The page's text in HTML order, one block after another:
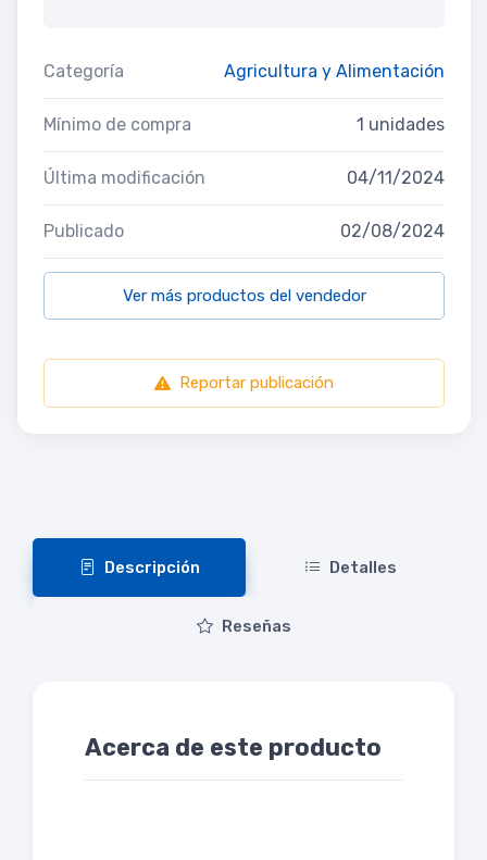
Categoría Agricultura y Alimentación
Mínimo de compra 1 unidades
Última modificación 04/11/2024
Publicado 02/08/2024
Ver más productos del vendedor
Reportar publicación
Descripción Detalles
Reseñas
Acerca de este producto